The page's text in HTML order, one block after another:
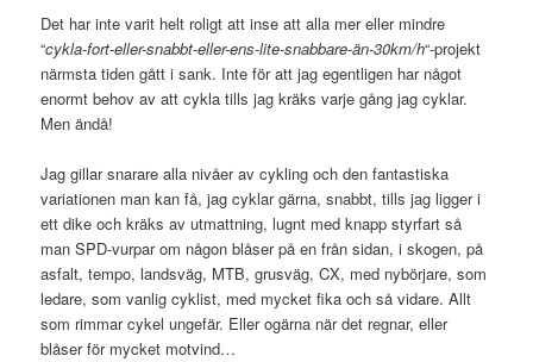
Det har inte varit helt roligt att inse att alla mer eller mindre
“cykla-fort-eller-snabbt-eller-ens-lite-snabbare-än-30km/h“-projekt
närmsta tiden gått i sank. Inte för att jag egentligen har något
enormt behov av att cykla tills jag kräks varje gång jag cyklar.
Men ändå!
Jag gillar snarare alla nivåer av cykling och den fantastiska
variationen man kan få, jag cyklar gärna, snabbt, tills jag ligger i
ett dike och kräks av utmattning, lugnt med knapp styrfart så
man SPD-vurpar om någon blåser på en från sidan, i skogen, på
asfalt, tempo, landsväg, MTB, grusväg, CX, med nybörjare, som
ledare, som vanlig cyklist, med mycket fika och så vidare. Allt
som rimmar cykel ungefär. Eller ogärna när det regnar, eller
blåser för mycket motvind…